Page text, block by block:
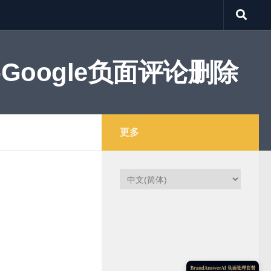
负面评论删除
更多